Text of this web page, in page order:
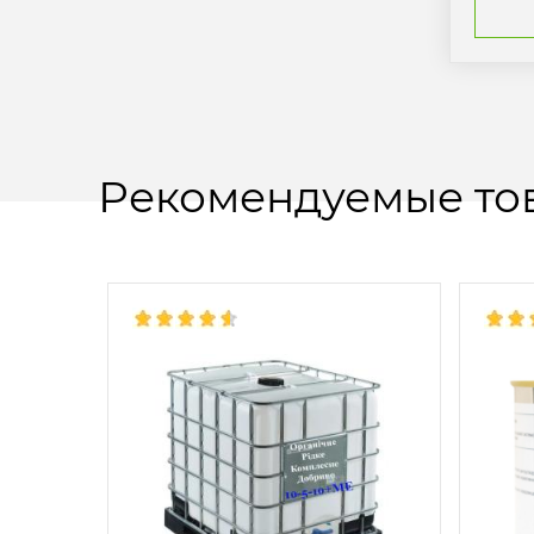
Рекомендуемые